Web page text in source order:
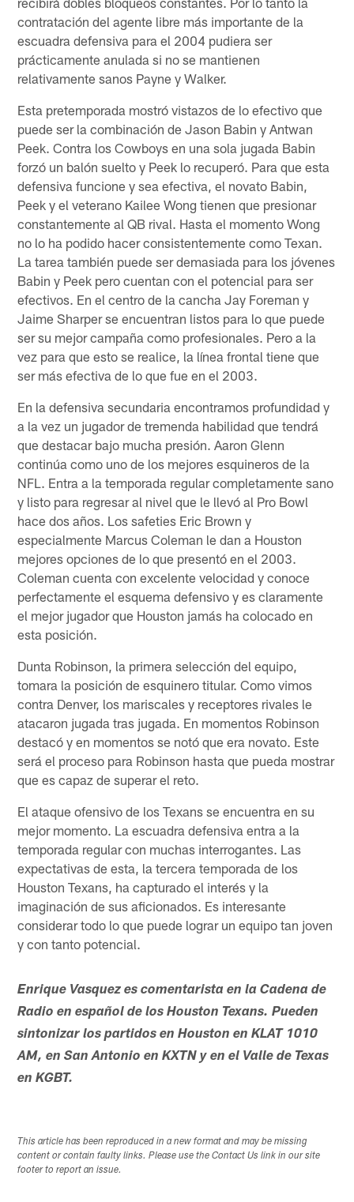
contratación del agente libre más importante de la
escuadra defensiva para el 2004 pudiera ser
prácticamente anulada si no se mantienen
relativamente sanos Payne y Walker.
Esta pretemporada mostró vistazos de lo efectivo que
puede ser la combinación de Jason Babin y Antwan
Peek. Contra los Cowboys en una sola jugada Babin
forzó un balón suelto y Peek lo recuperó. Para que esta
defensiva funcione y sea efectiva, el novato Babin,
Peek y el veterano Kailee Wong tienen que presionar
constantemente al QB rival. Hasta el momento Wong
no lo ha podido hacer consistentemente como Texan.
La tarea también puede ser demasiada para los jóvenes
Babin y Peek pero cuentan con el potencial para ser
efectivos. En el centro de la cancha Jay Foreman y
Jaime Sharper se encuentran listos para lo que puede
ser su mejor campaña como profesionales. Pero a la
vez para que esto se realice, la línea frontal tiene que
ser más efectiva de lo que fue en el 2003.
En la defensiva secundaria encontramos profundidad y
a la vez un jugador de tremenda habilidad que tendrá
que destacar bajo mucha presión. Aaron Glenn
continúa como uno de los mejores esquineros de la
NFL. Entra a la temporada regular completamente sano
y listo para regresar al nivel que le llevó al Pro Bowl
hace dos años. Los safeties Eric Brown y
especialmente Marcus Coleman le dan a Houston
mejores opciones de lo que presentó en el 2003.
Coleman cuenta con excelente velocidad y conoce
perfectamente el esquema defensivo y es claramente
el mejor jugador que Houston jamás ha colocado en
esta posición.
Dunta Robinson, la primera selección del equipo,
tomara la posición de esquinero titular. Como vimos
contra Denver, los mariscales y receptores rivales le
atacaron jugada tras jugada. En momentos Robinson
destacó y en momentos se notó que era novato. Este
será el proceso para Robinson hasta que pueda mostrar
que es capaz de superar el reto.
El ataque ofensivo de los Texans se encuentra en su
mejor momento. La escuadra defensiva entra a la
temporada regular con muchas interrogantes. Las
expectativas de esta, la tercera temporada de los
Houston Texans, ha capturado el interés y la
imaginación de sus aficionados. Es interesante
considerar todo lo que puede lograr un equipo tan joven
y con tanto potencial.
Enrique Vasquez es comentarista en la Cadena de
Radio en español de los Houston Texans. Pueden
sintonizar los partidos en Houston en KLAT 1010
AM, en San Antonio en KXTN y en el Valle de Texas
en KGBT.
This article has been reproduced in a new format and may be missing
content or contain faulty links. Please use the Contact Us link in our site
footer to report an issue.